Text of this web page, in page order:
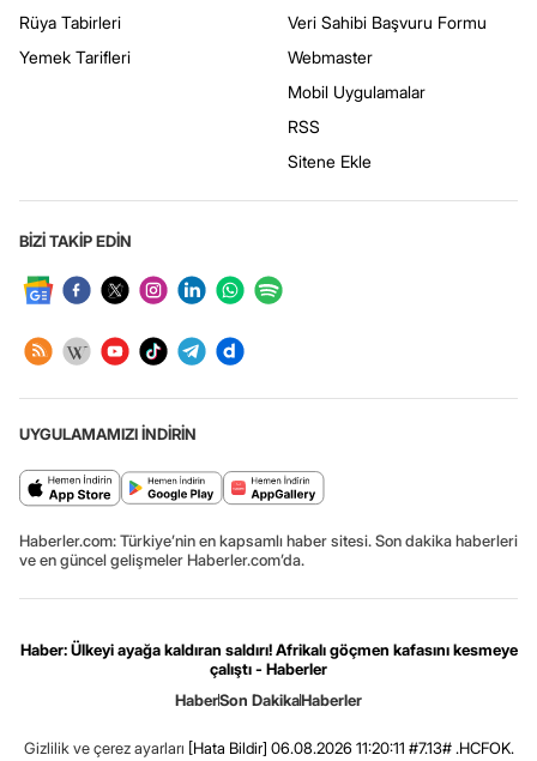
Rüya Tabirleri
Yemek Tarifleri
Veri Sahibi Başvuru Formu
Webmaster
Mobil Uygulamalar
RSS
Sitene Ekle
BİZİ TAKİP EDİN
UYGULAMAMIZI İNDİRİN
Haberler.com: Türkiye’nin en kapsamlı haber sitesi. Son dakika haberleri
ve en güncel gelişmeler Haberler.com’da.
Haber: Ülkeyi ayağa kaldıran saldırı! Afrikalı göçmen kafasını kesmeye
çalıştı - Haberler
HaberSon DakikaHaberler
Gizlilik ve çerez ayarları [Hata Bildir] 06.08.2026 11:20:11 #7.13# .HCFOK.